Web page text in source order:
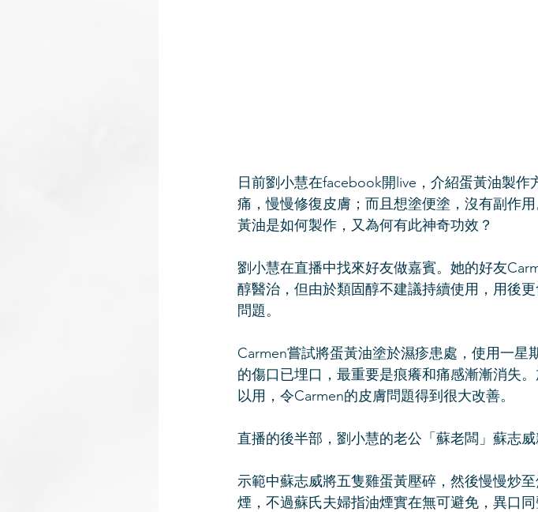
日前劉小慧在facebook開live，介紹蛋黃油製
痛，慢慢修復皮膚；而且想塗便塗，沒有副作
黃油是如何製作，又為何有此神奇功效？
劉小慧在直播中找來好友做嘉賓。她的好友
醇醫治，但由於類固醇不建議持續使用，用後
問題。
Carmen嘗試將蛋黃油塗於濕疹患處，使用一
的傷口已埋口，最重要是痕癢和痛感漸漸消失
以用，令Carmen的皮膚問題得到很大改善。
直播的後半部，劉小慧的老公「蘇老闆」蘇志
示範中蘇志威將五隻雞蛋黃壓碎，然後慢慢炒
煙，不過蘇氏夫婦指油煙實在無可避免，異口